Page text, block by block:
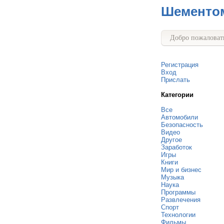
Добро
Регистрация
Вход
Прислать
Категории
Все
Автомобили
Безопасность
Видео
Другое
Заработок
Игры
Книги
Мир и бизнес
Музыка
Наука
Программы
Развлечения
Спорт
Технологии
Фильмы